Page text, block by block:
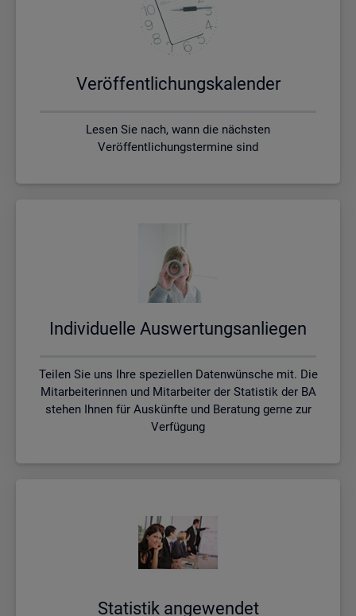
Ver­öf­fent­li­chungs­ka­len­der
Lesen Sie nach, wann die nächsten
Veröffentlichungstermine sind
In­di­vi­du­el­le Aus­wer­tungs­an­lie­gen
Teilen Sie uns Ihre speziellen Datenwünsche mit. Die
Mitarbeiterinnen und Mitarbeiter der Statistik der BA
stehen Ihnen für Auskünfte und Beratung gerne zur
Verfügung
Sta­tis­tik an­ge­wen­det